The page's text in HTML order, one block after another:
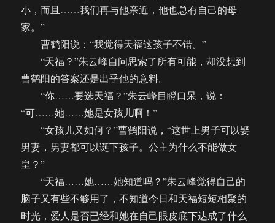
小，而且……我们再与他亲近，他也总有自己的母
家。”
曹鹤阳说：“我觉得天福这孩子不错。”
“天福？”朱云峰自问思索了所有可能，却没想到
曹鹤阳的答案还是出乎他的意料。
“你……要选天福？”朱云峰目瞪口呆，说：
“可……她……她是女孩儿啊！”
“女孩儿又如何？”曹鹤阳说，“这世上男子可以娶
男妻，男妻都可以诞下孩子。公主为什么不能做女
皇？”
“天福……她……她知道吗？”朱云峰觉得自己的
脑子又有些不够用了，不知道今日和天福短短相聚的
时光，爱人是否已经和她在自己眼皮底下达成了什么